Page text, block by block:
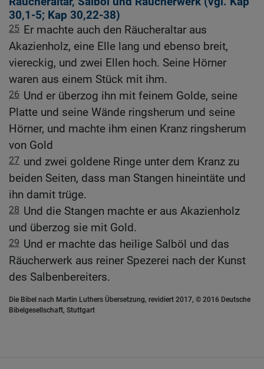
30,1-5; Kap 30,22-38)
25 Er machte auch den Räucheraltar aus
Akazienholz, eine Elle lang und ebenso breit,
viereckig, und zwei Ellen hoch. Seine Hörner
waren aus einem Stück mit ihm.
26 Und er überzog ihn mit feinem Golde, seine
Platte und seine Wände ringsherum und seine
Hörner, und machte ihm einen Kranz ringsherum
von Gold
27 und zwei goldene Ringe unter dem Kranz zu
beiden Seiten, dass man Stangen hineintäte und
ihn damit trüge.
28 Und die Stangen machte er aus Akazienholz
und überzog sie mit Gold.
29 Und er machte das heilige Salböl und das
Räucherwerk aus reiner Spezerei nach der Kunst
des Salbenbereiters.
Die Bibel nach Martin Luthers Übersetzung, revidiert 2017, © 2016 Deutsche
Bibelgesellschaft, Stuttgart